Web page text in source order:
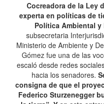
Cocreadora de la Ley
experta en políticas de
Política Ambiental
subsecretaria
Ministerio de Ambiente y
Gómez fue una de las
escaló desde redes
hacia los senadores.
consigna de que el
Federico Sturzenegger